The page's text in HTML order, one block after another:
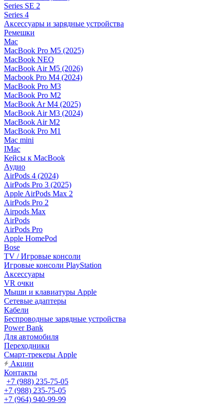
Series SE 2
Series 4
Аксессуары и зарядные устройства
Ремешки
Mac
MacBook Pro M5 (2025)
MacBook NEO
MacBook Air M5 (2026)
Macbook Pro M4 (2024)
MacBook Pro M3
MacBook Pro M2
MacBook Ar M4 (2025)
MacBook Air M3 (2024)
MacBook Air M2
MacBook Pro M1
Mac mini
IMac
Кейсы к MacBook
Аудио
AirPods 4 (2024)
AirPods Pro 3 (2025)
Apple AirPods Max 2
AirPods Pro 2
Airpods Max
AirPods
AirPods Pro
Apple HomePod
Bose
TV / Игровые консоли
Игровые консоли PlayStation
Аксессуары
VR очки
Мыши и клавиатуры Apple
Сетевые адаптеры
Кабели
Беспроводные зарядные устройства
Power Bank
Для автомобиля
Переходники
Смарт-трекеры Apple
Акции
Контакты
+7 (988) 235-75-05
+7 (988) 235-75-05
+7 (964) 940-99-99